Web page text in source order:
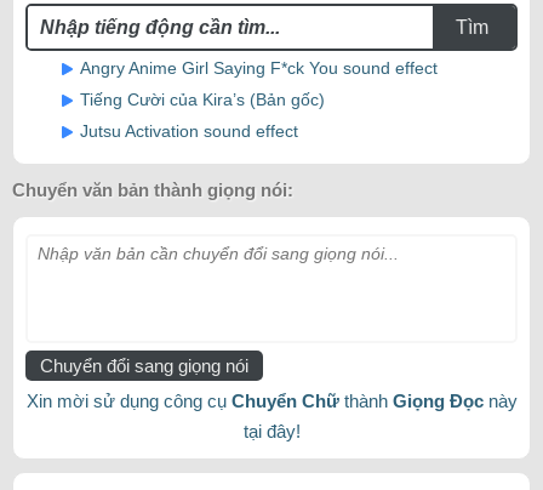
Tìm
Angry Anime Girl Saying F*ck You sound effect
Tiếng Cười của Kira’s (Bản gốc)
Jutsu Activation sound effect
Chuyển văn bản thành giọng nói:
Nhập văn bản cần chuyển đổi sang giọng nói...
Chuyển đổi sang giọng nói
Xin mời sử dụng công cụ Chuyển Chữthành Giọng Đọcnày
tại đây!